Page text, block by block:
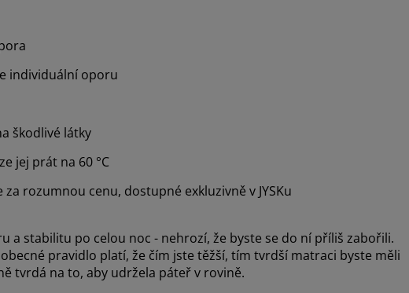
individuální oporu
škodlivé látky
jej prát na 60 °C
rozumnou cenu, dostupné exkluzivně v JYSKu
a stabilitu po celou noc - nehrozí, že byste se do ní příliš zabořili.
pravidlo platí, že čím jste těžší, tím tvrdší matraci byste měli
tvrdá na to, aby udržela páteř v rovině.